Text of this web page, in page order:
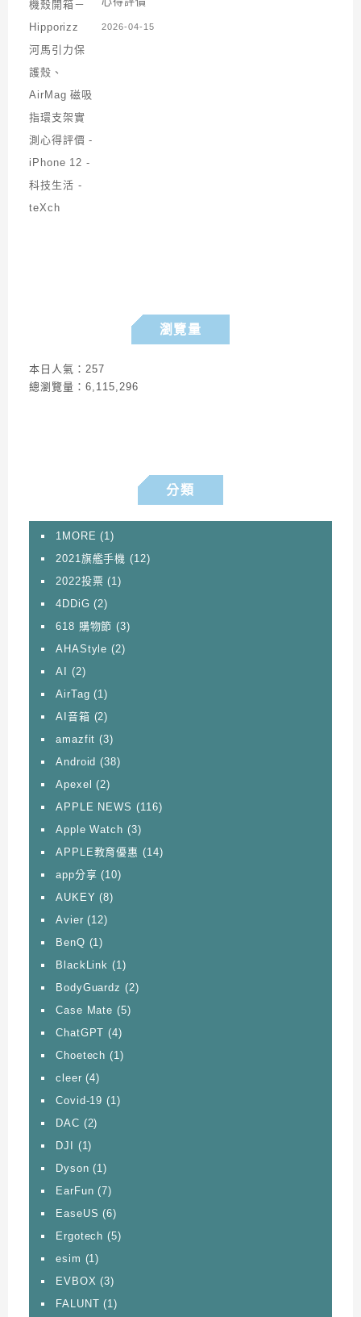
2026-04-15
瀏覽量
本日人氣：257
總瀏覽量：6,115,296
分類
1MORE (1)
2021旗艦手機 (12)
2022投票 (1)
4DDiG (2)
618 購物節 (3)
AHAStyle (2)
AI
(2)
AirTag (1)
AI音箱 (2)
amazfit (3)
Android (38)
Apexel (2)
APPLE NEWS (116)
Apple Watch (3)
APPLE教育優惠 (14)
app分享 (10)
AUKEY (8)
Avier (12)
BenQ (1)
BlackLink (1)
BodyGuardz (2)
Case Mate (5)
ChatGPT (4)
Choetech (1)
cleer (4)
Covid-19 (1)
DAC (2)
DJI
(1)
Dyson (1)
EarFun (7)
EaseUS (6)
Ergotech (5)
esim (1)
EVBOX (3)
FALUNT (1)